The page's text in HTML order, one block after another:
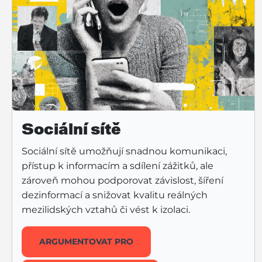
Sociální sítě
Sociální sítě umožňují snadnou komunikaci,
přístup k informacím a sdílení zážitků, ale
zároveň mohou podporovat závislost, šíření
dezinformací a snižovat kvalitu reálných
mezilidských vztahů či vést k izolaci.
ARGUMENTOVAT PRO